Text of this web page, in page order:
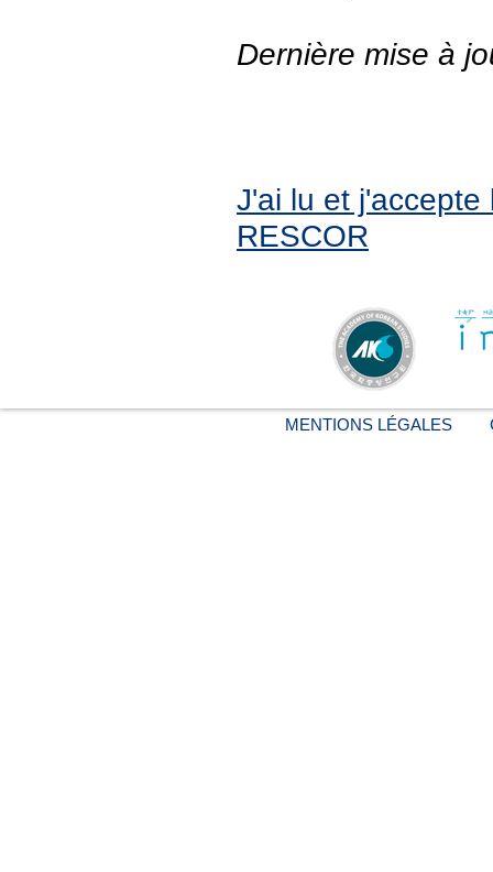
Dernière mise à
J'ai lu et
RESCOR
MENTIONS LÉGALES